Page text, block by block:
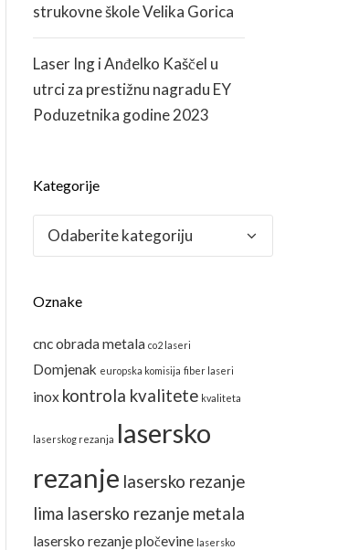
strukovne škole Velika Gorica
Laser Ing i Anđelko Kaščel u
utrci za prestižnu nagradu EY
Poduzetnika godine 2023
Kategorije
Kategorije
Oznake
cnc obrada metala co2 laseri
Domjenak europska komisija fiber laseri
inox kontrola kvalitete kvaliteta
laserskog rezanja lasersko
rezanje lasersko rezanje
lima lasersko rezanje metala
lasersko rezanje pločevine lasersko